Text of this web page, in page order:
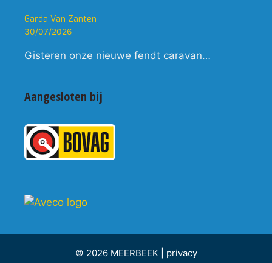
Garda Van Zanten
30/07/2026
Gisteren onze nieuwe fendt caravan…
Aangesloten bij
© 2026 MEERBEEK | privacy